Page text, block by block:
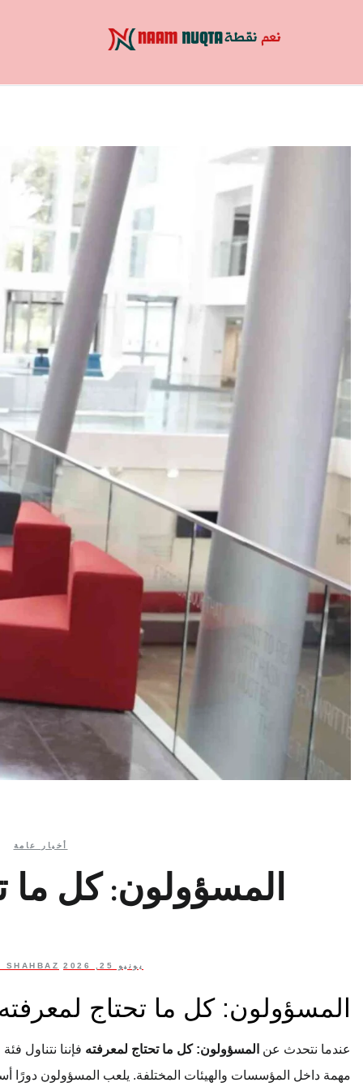
أخبار عامة
المسؤولون: كل ما
يونيو 25, 2026 SHAHBAZ
المسؤولون: كل ما تحتاج
عندما نتحدث عن المسؤولون: كل ما تحتاج لمعرفته فإننا نتناول
مهمة داخل المؤسسات والهيئات المختلفة. يلعب المسؤولون دورًا